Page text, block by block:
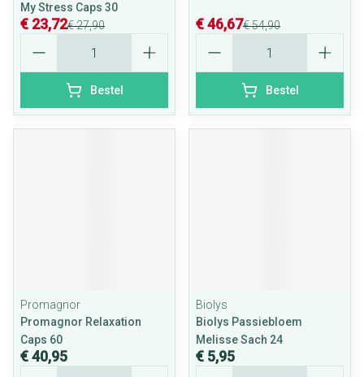
My Stress Caps 30
€ 27,90
€ 23,72
Bestel
€ 54,90
€ 46,67
Bestel
Promagnor
Promagnor Relaxation
Caps 60
€ 40,95
Biolys
Biolys Passiebloem
Melisse Sach 24
€ 5,95